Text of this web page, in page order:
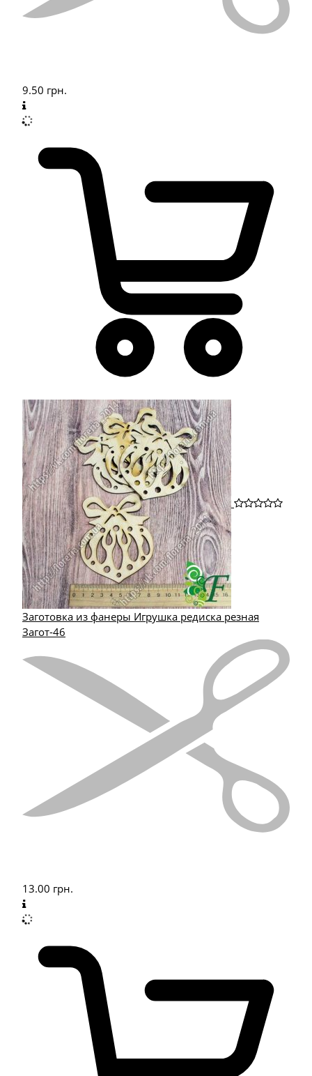
9.50 грн.
Заготовка из фанеры Игрушка редиска резная
Загот-46
13.00 грн.